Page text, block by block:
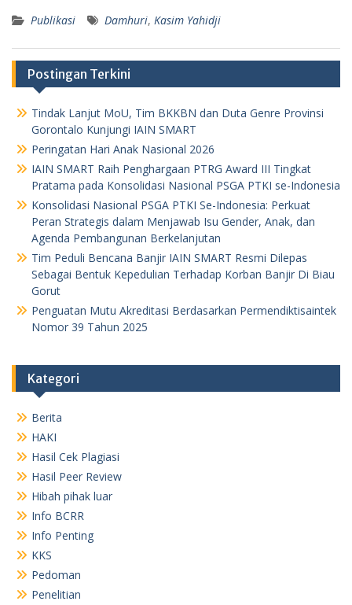
Publikasi Damhuri, Kasim Yahidji
Postingan Terkini
Tindak Lanjut MoU, Tim BKKBN dan Duta Genre Provinsi
Gorontalo Kunjungi IAIN SMART
Peringatan Hari Anak Nasional 2026
IAIN SMART Raih Penghargaan PTRG Award III Tingkat
Pratama pada Konsolidasi Nasional PSGA PTKI se-Indonesia
Konsolidasi Nasional PSGA PTKI Se-Indonesia: Perkuat
Peran Strategis dalam Menjawab Isu Gender, Anak, dan
Agenda Pembangunan Berkelanjutan
Tim Peduli Bencana Banjir IAIN SMART Resmi Dilepas
Sebagai Bentuk Kepedulian Terhadap Korban Banjir Di Biau
Gorut
Penguatan Mutu Akreditasi Berdasarkan Permendiktisaintek
Nomor 39 Tahun 2025
Kategori
Berita
HAKI
Hasil Cek Plagiasi
Hasil Peer Review
Hibah pihak luar
Info BCRR
Info Penting
KKS
Pedoman
Penelitian